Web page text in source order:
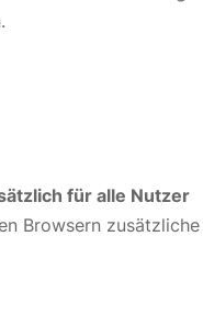
für alle Nutzer
Browsern zusätzliche